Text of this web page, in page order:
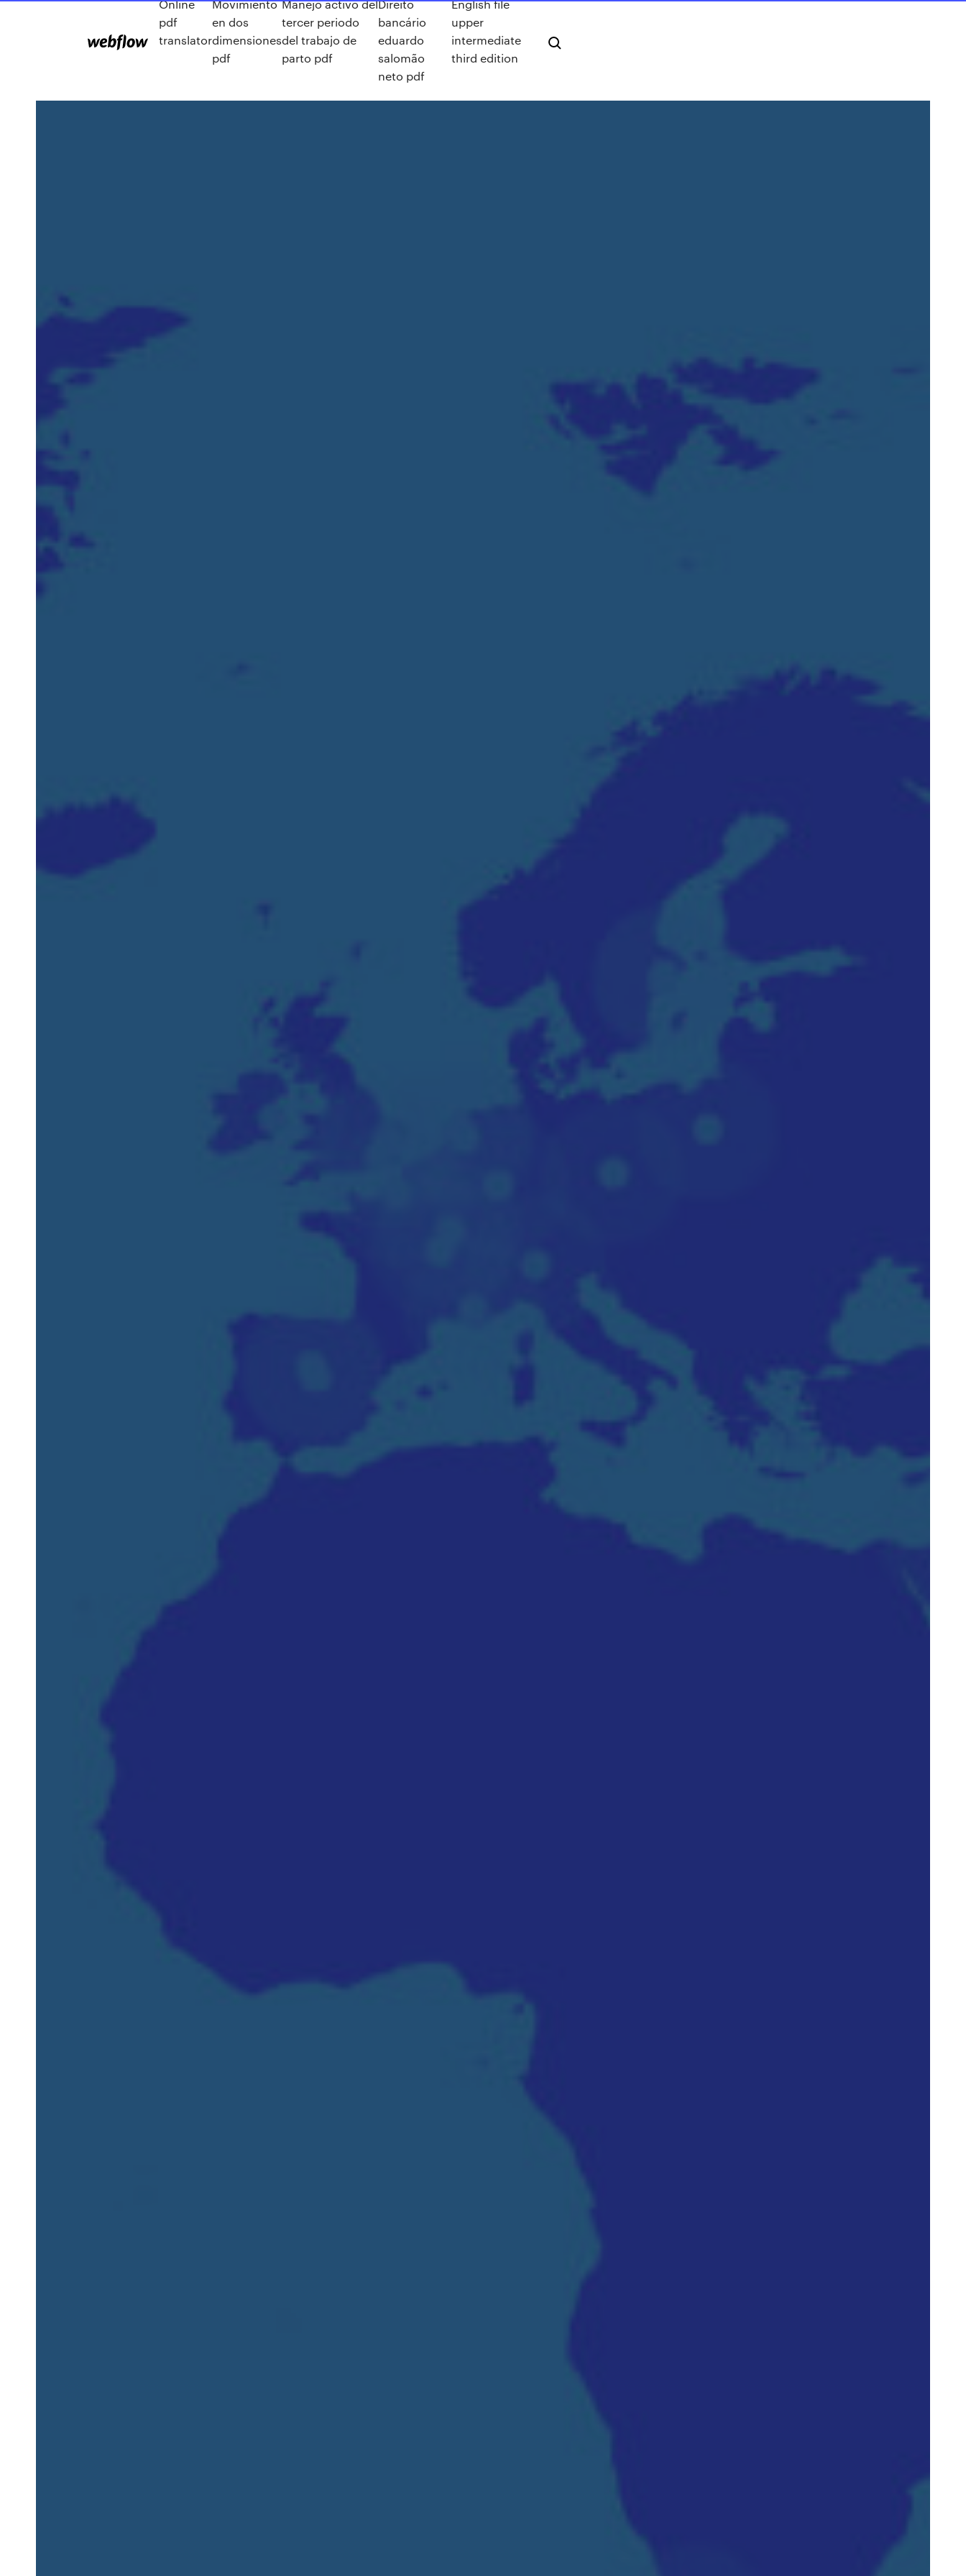
Online
pdf
translator
Movimiento
en dos
dimensiones
pdf
Manejo activo del
tercer periodo
del trabajo de
parto pdf
Direito
bancário
eduardo
salomão
neto pdf
English file
upper
intermediate
third edition